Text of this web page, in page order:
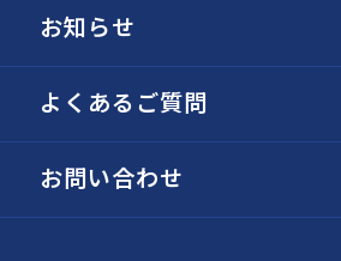
お知らせ
よくあるご質問
お問い合わせ